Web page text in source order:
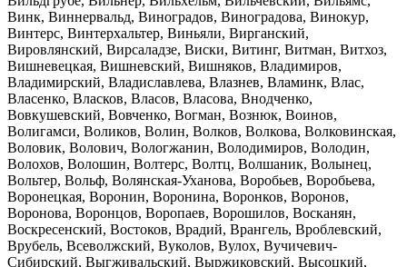
Винк, Виннервальд, Виноградов, Виноградова, Винокур,
Винтерс, Винтерхальтер, Виньяли, Вирганский,
Вировлянский, Вирсаладзе, Виски, Витинг, Витман, Витхоз,
Вишневецкая, Вишневский, Вишняков, Владимиров,
Владимирский, Владиславлева, Влазнев, Вламинк, Влас,
Власенко, Власков, Власов, Власова, Внодченко,
Вовкушевский, Вовченко, Вогман, Вознюк, Воинов,
Волигамси, Воликов, Волин, Волков, Волкова, Волковинская,
Воловик, Волович, Вологжанин, Володимиров, Володин,
Волохов, Волошин, Волтерс, Волтц, Волшаник, Волынец,
Вольтер, Вольф, Волянская-Уханова, Воробьев, Воробьева,
Воронецкая, Воронин, Воронина, Воронков, Воронов,
Воронова, Воронцов, Воропаев, Ворошилов, Восканян,
Воскресенский, Востоков, Врадий, Врангель, Вроблевский,
Врубель, Всеволжский, Вуколов, Вулох, Вучичевич-
Сибирский, Выгживальский, Выржиковский, Высоцкий,